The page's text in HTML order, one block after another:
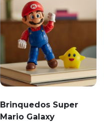
Brinquedos Super
Mario Galaxy